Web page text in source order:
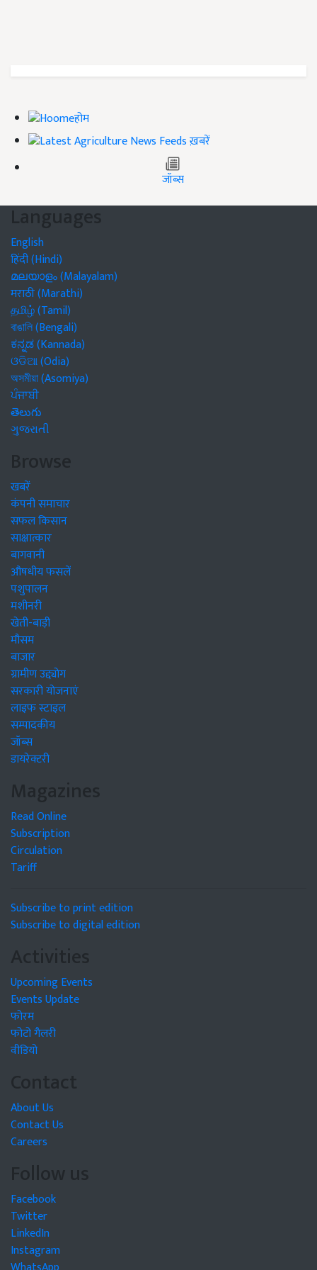
होम
ख़बरें
जॉब्स
Languages
English
हिंदी (Hindi)
മലയാളം (Malayalam)
मराठी (Marathi)
தமிழ் (Tamil)
বাঙালি (Bengali)
ಕನ್ನಡ (Kannada)
ଓଡିଆ (Odia)
অসমীয়া (Asomiya)
ਪੰਜਾਬੀ
తెలుగు
ગુજરાતી
Browse
खबरें
कंपनी समाचार
सफल किसान
साक्षात्कार
बागवानी
औषधीय फसलें
पशुपालन
मशीनरी
खेती-बाड़ी
मौसम
बाजार
ग्रामीण उद्द्योग
सरकारी योजनाएं
लाइफ स्टाइल
सम्पादकीय
जॉब्स
डायरेक्टरी
Magazines
Read Online
Subscription
Circulation
Tariff
Subscribe to print edition
Subscribe to digital edition
Activities
Upcoming Events
Events Update
फोरम
फोटो गैलरी
वीडियो
Contact
About Us
Contact Us
Careers
Follow us
Facebook
Twitter
LinkedIn
Instagram